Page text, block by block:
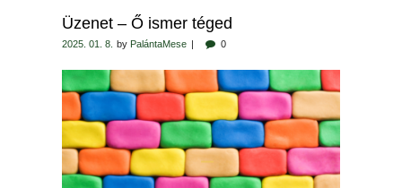
Üzenet – Ő ismer téged
2025. 01. 8. by PalántaMese 0